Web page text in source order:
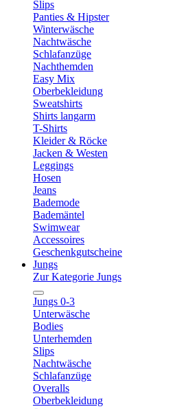
Slips
Panties & Hipster
Winterwäsche
Nachtwäsche
Schlafanzüge
Nachthemden
Easy Mix
Oberbekleidung
Sweatshirts
Shirts langarm
T-Shirts
Kleider & Röcke
Jacken & Westen
Leggings
Hosen
Jeans
Bademode
Bademäntel
Swimwear
Accessoires
Geschenkgutscheine
Jungs
Zur Kategorie Jungs
Jungs 0-3
Unterwäsche
Bodies
Unterhemden
Slips
Nachtwäsche
Schlafanzüge
Overalls
Oberbekleidung